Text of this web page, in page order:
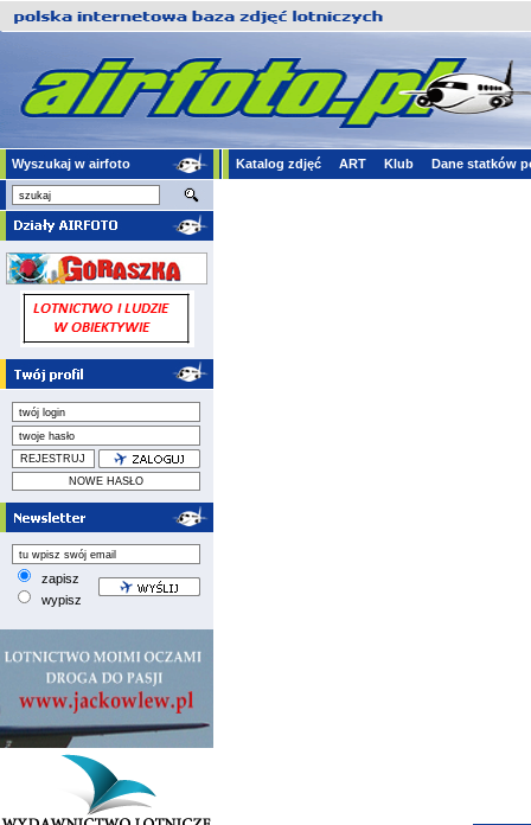
Wyszukaj w airfoto Katalog zdjęć ART Klub Dane statków
zapisz
wypisz